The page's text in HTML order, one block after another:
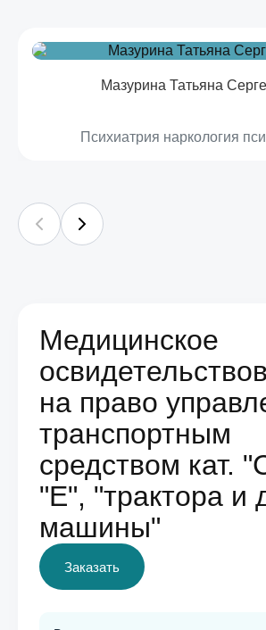
Мазурина Татьяна
Психиатрия наркология
Медицинское
на право
транспортным
средством кат.
"E", "трактора и
машины"
Заказать